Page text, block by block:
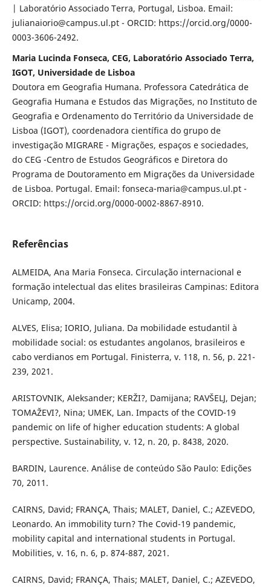
| Laboratório Associado Terra, Portugal, Lisboa. Email:
julianaiorio@campus.ul.pt - ORCID: https://orcid.org/0000-
0003-3606-2492.
Maria Lucinda Fonseca, CEG, Laboratório Associado Terra,
IGOT, Universidade de Lisboa
Doutora em Geografia Humana. Professora Catedrática de
Geografia Humana e Estudos das Migrações, no Instituto de
Geografia e Ordenamento do Território da Universidade de
Lisboa (IGOT), coordenadora científica do grupo de
investigação MIGRARE - Migrações, espaços e sociedades,
do CEG -Centro de Estudos Geográficos e Diretora do
Programa de Doutoramento em Migrações da Universidade
de Lisboa. Portugal. Email: fonseca-maria@campus.ul.pt -
ORCID: https://orcid.org/0000-0002-8867-8910.
Referências
ALMEIDA, Ana Maria Fonseca. Circulação internacional e
formação intelectual das elites brasileiras Campinas: Editora
Unicamp, 2004.
ALVES, Elisa; IORIO, Juliana. Da mobilidade estudantil à
mobilidade social: os estudantes angolanos, brasileiros e
cabo verdianos em Portugal. Finisterra, v. 118, n. 56, p. 221-
239, 2021.
ARISTOVNIK, Aleksander; KERŽI?, Damijana; RAVŠELJ, Dejan;
TOMAŽEVI?, Nina; UMEK, Lan. Impacts of the COVID-19
pandemic on life of higher education students: A global
perspective. Sustainability, v. 12, n. 20, p. 8438, 2020.
BARDIN, Laurence. Análise de conteúdo São Paulo: Edições
70, 2011.
CAIRNS, David; FRANÇA, Thais; MALET, Daniel, C.; AZEVEDO,
Leonardo. An immobility turn? The Covid-19 pandemic,
mobility capital and international students in Portugal.
Mobilities, v. 16, n. 6, p. 874-887, 2021.
CAIRNS, David; FRANÇA, Thais; MALET, Daniel, C.; AZEVEDO,